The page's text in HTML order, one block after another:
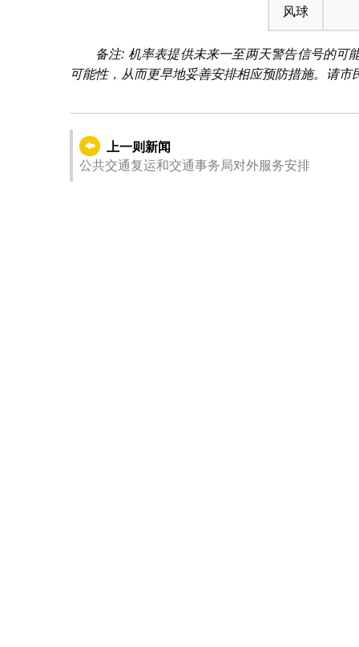
风球
备注: 机率表提供未来一至两天警告信号的可
可能性，从而更早地妥善安排相应预防措施。请市
上一则新闻
公共交通复运和交通事务局对外服务安排